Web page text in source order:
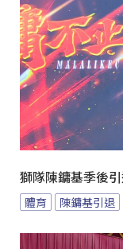
獅隊陳鏞基季後
體育 陳鏞基引退